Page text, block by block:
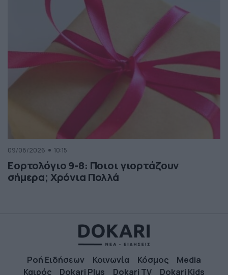
09/08/2026 10:15
Εορτολόγιο 9-8: Ποιοι γιορτάζουν
σήμερα; Χρόνια Πολλά
Ροή Ειδήσεων Κοινωνία Κόσμος
Media
Καιρός
Dokari Plus Dokari TV Dokari Kids